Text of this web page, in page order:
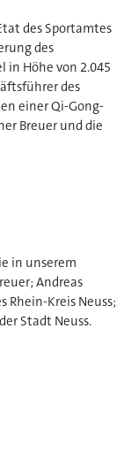
des Sportamtes
des
in Höhe von 2.045
des
einer Qi-Gong-
Breuer und die
in unserem
Andreas
Rhein-Kreis Neuss;
Stadt Neuss.